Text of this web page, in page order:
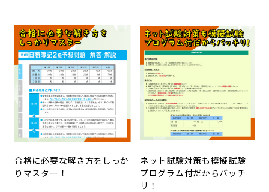
合格に必要な解き方をしっか
りマスター！
ネット試験対策も模擬試験
プログラム付だからバッチ
リ！